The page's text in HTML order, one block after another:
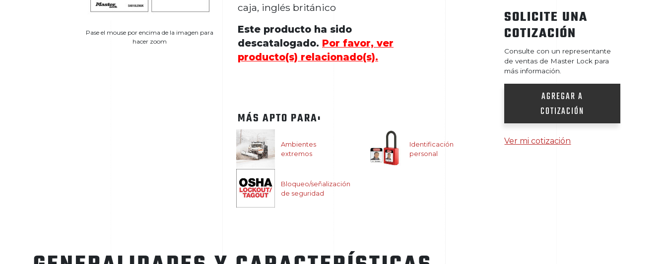
Pase el mouse por encima de la imagen para
hacer zoom
caja, inglés británico
Este producto ha sido
descatalogado. Por favor, ver
producto(s) relacionado(s).
MÁS APTO PARA:
Ambientes
extremos
Identificación
personal
Bloqueo/señalización
de seguridad
SOLICITE UNA
COTIZACIÓN
Consulte con un representante
de ventas de Master Lock para
más información.
AGREGAR A
COTIZACIÓN
Ver mi cotización